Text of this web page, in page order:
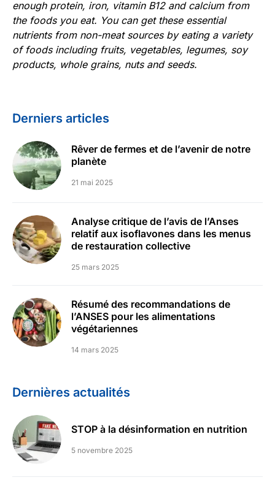
enough protein, iron, vitamin B12 and calcium from
the foods you eat. You can get these essential
nutrients from non-meat sources by eating a variety
of foods including fruits, vegetables, legumes, soy
products, whole grains, nuts and seeds.
Derniers articles
Rêver de fermes et de l’avenir de notre
planète
21 mai 2025
Analyse critique de l’avis de l’Anses
relatif aux isoflavones dans les menus
de restauration collective
25 mars 2025
Résumé des recommandations de
l’ANSES pour les alimentations
végétariennes
14 mars 2025
Dernières actualités
STOP à la désinformation en nutrition
5 novembre 2025